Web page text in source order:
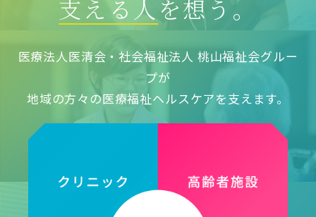
支える人 を想う。
医療法人医清会・社会福祉法人 桃山福祉会グルー
プが
地域の方々の医療福祉ヘルスケアを支えます。